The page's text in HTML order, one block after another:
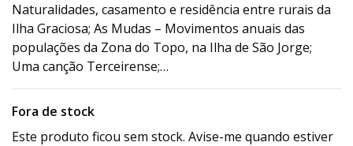
Naturalidades, casamento e residência entre rurais da
Ilha Graciosa; As Mudas – Movimentos anuais das
populações da Zona do Topo, na Ilha de São Jorge;
Uma canção Terceirense;…
Fora de stock
Este produto ficou sem stock. Avise-me quando estiver